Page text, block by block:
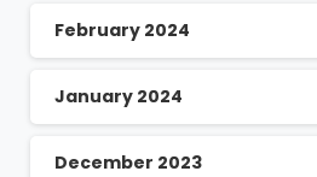
February 2024
January 2024
December 2023